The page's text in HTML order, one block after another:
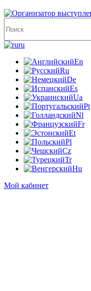
ru
En
Ru
De
Es
Ua
Pt
Nl
Fr
Et
Pl
Cz
Tr
Hu
Мой кабинет